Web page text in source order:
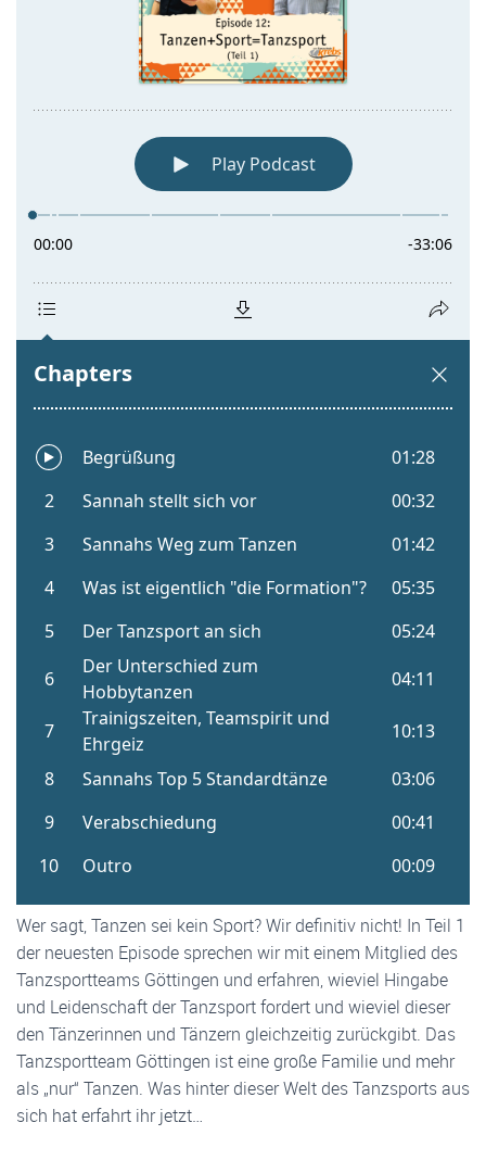
Wer sagt, Tanzen sei kein Sport? Wir definitiv nicht! In Teil 1
der neuesten Episode sprechen wir mit einem Mitglied des
Tanzsportteams Göttingen und erfahren, wieviel Hingabe
und Leidenschaft der Tanzsport fordert und wieviel dieser
den Tänzerinnen und Tänzern gleichzeitig zurückgibt. Das
Tanzsportteam Göttingen ist eine große Familie und mehr
als „nur“ Tanzen. Was hinter dieser Welt des Tanzsports aus
sich hat erfahrt ihr jetzt…